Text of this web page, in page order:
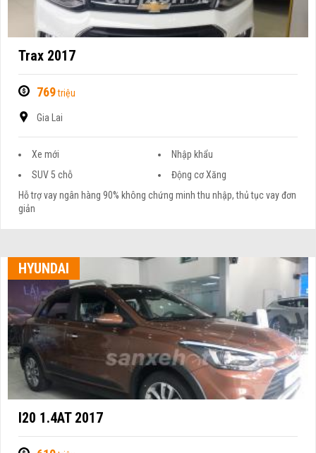
Trax 2017
769triệu
Gia Lai
Xe mới
Nhập khẩu
SUV 5 chỗ
Động cơ Xăng
Hỗ trợ vay ngân hàng 90% không chứng minh thu nhập, thủ tục vay đơn
giản
HYUNDAI
I20 1.4AT 2017